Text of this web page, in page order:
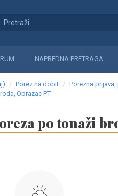
NAPREDNA PRETRAGA
Porez na dobit
Porezna
Obrazac PT
po tonaži